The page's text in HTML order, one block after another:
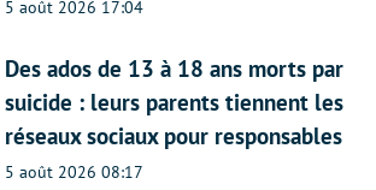
5 août 2026 17:04
Des ados de 13 à 18 ans morts par
suicide : leurs parents tiennent les
réseaux sociaux pour responsables
5 août 2026 08:17